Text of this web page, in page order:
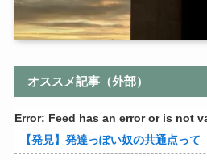
オススメ記事（外部）
Error: Feed has an error or is not
【発見】発達っぽい奴の共通点って『立